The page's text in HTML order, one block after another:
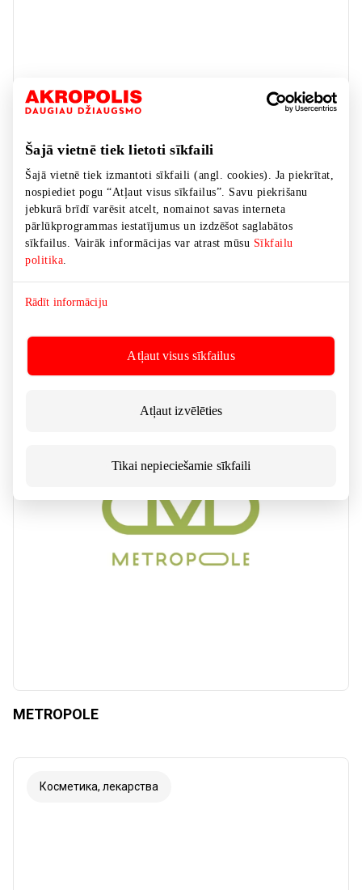
Šajā vietnē tiek lietoti sīkfaili
Šajā vietnē tiek izmantoti sīkfaili (angl. cookies). Ja piekrītat,
nospiediet pogu “Atļaut visus sīkfailus”. Savu piekrišanu
jebkurā brīdī varēsit atcelt, nomainot savas interneta
pārlūkprogrammas iestatījumus un izdzēšot saglabātos
sīkfailus. Vairāk informācijas var atrast mūsu Sīkfailu
politika.
Rādīt informāciju
Atļaut visus sīkfailus
Atļaut izvēlēties
Tikai nepieciešamie sīkfaili
LIVIN
METROPOLE
Косметика, лекарства